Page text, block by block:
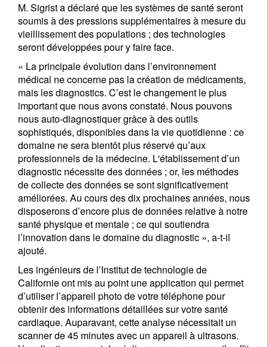
M. Sigrist a déclaré que les systèmes de santé seront
soumis à des pressions supplémentaires à mesure du
vieillissement des populations ; des technologies
seront développées pour y faire face.
« La principale évolution dans l’environnement
médical ne concerne pas la création de médicaments,
mais les diagnostics. C’est le changement le plus
important que nous avons constaté. Nous pouvons
nous auto-diagnostiquer grâce à des outils
sophistiqués, disponibles dans la vie quotidienne : ce
domaine ne sera bientôt plus réservé qu’aux
professionnels de la médecine. L'établissement d’un
diagnostic nécessite des données ; or, les méthodes
de collecte des données se sont significativement
améliorées. Au cours des dix prochaines années, nous
disposerons d’encore plus de données relative à notre
santé physique et mentale ; ce qui soutiendra
l’innovation dans le domaine du diagnostic », a-t-il
ajouté.
Les ingénieurs de l’Institut de technologie de
Californie ont mis au point une application qui permet
d’utiliser l’appareil photo de votre téléphone pour
obtenir des informations détaillées sur votre santé
cardiaque. Auparavant, cette analyse nécessitait un
scanner de 45 minutes avec un appareil à ultrasons.
S'inscrire